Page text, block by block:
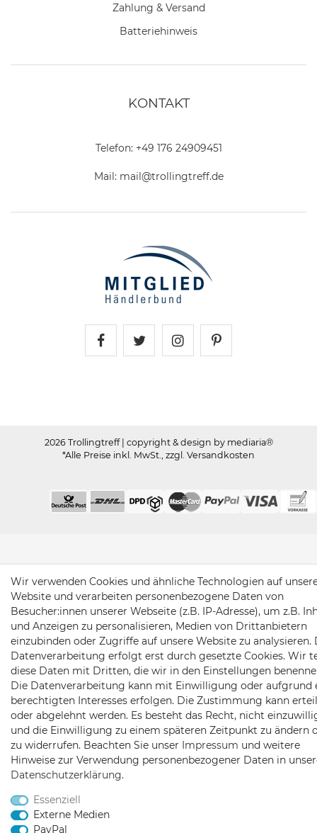
Zahlung & Versand
Batteriehinweis
KONTAKT
Telefon: +49 176 24909451
Mail: mail@trollingtreff.de
2026 Trollingtreff | copyright & design by mediaria®
*Alle Preise inkl. MwSt., zzgl. Versandkosten
Wir verwenden Cookies und ähnliche Technologien auf
Website und verarbeiten personenbezogene Daten von
Besucher:innen unserer Webseite (z.B. IP-Adresse), um z.B.
und Anzeigen zu personalisieren, Medien von Drittanbietern
einzubinden oder Zugriffe auf unsere Website zu analysieren.
Datenverarbeitung erfolgt erst durch gesetzte Cookies. Wir
diese Daten mit Dritten, die wir in den Einstellungen
Die Datenverarbeitung kann mit Einwilligung oder aufgrund
berechtigten Interesses erfolgen. Die Zustimmung kann
oder abgelehnt werden. Es besteht das Recht, nicht
und die Einwilligung zu einem späteren Zeitpunkt zu ändern
zu widerrufen. Beachten Sie unser Impressum und weitere
Hinweise zur Verwendung personenbezogener Daten in
Daten­schutz­erklärung.
Essenziell
Externe Medien
PayPal